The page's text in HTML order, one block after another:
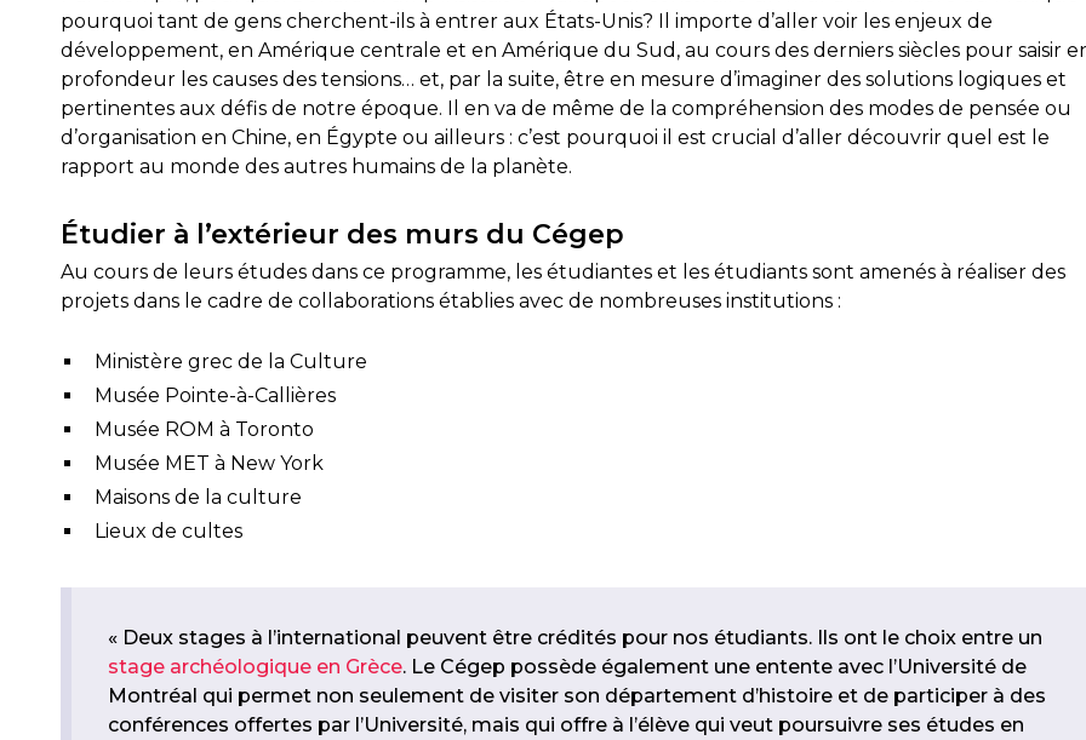
pourquoi tant de gens cherchent-ils à entrer aux États-Unis? Il importe d’aller voir les enjeux de
développement, en Amérique centrale et en Amérique du Sud, au cours des derniers siècles pour saisir
profondeur les causes des tensions… et, par la suite, être en mesure d’imaginer des solutions logiques et
pertinentes aux défis de notre époque. Il en va de même de la compréhension des modes de pensée ou
d’organisation en Chine, en Égypte ou ailleurs : c’est pourquoi il est crucial d’aller découvrir quel est le
rapport au monde des autres humains de la planète.
Étudier à l’extérieur des murs du Cégep
Au cours de leurs études dans ce programme, les étudiantes et les étudiants sont amenés à réaliser des
projets dans le cadre de collaborations établies avec de nombreuses institutions :
Ministère grec de la Culture
Musée Pointe-à-Callières
Musée ROM à Toronto
Musée MET à New York
Maisons de la culture
Lieux de cultes
« Deux stages à l’international peuvent être crédités pour nos étudiants. Ils ont le choix entre un
stage archéologique en Grèce. Le Cégep possède également une entente avec l’Université de
Montréal qui permet non seulement de visiter son département d’histoire et de participer à des
conférences offertes par l’Université, mais qui offre à l’élève qui veut poursuivre ses études en